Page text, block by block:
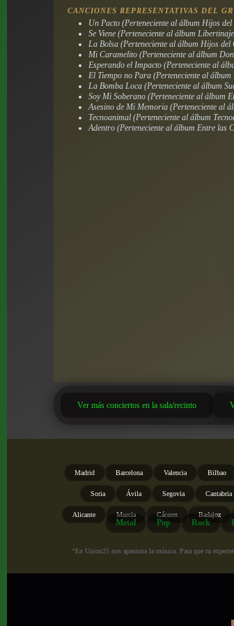
CANCIONES REPRESENTATIVAS DEL
Un Pacto (Perteneciente al álbum Hijos
Se Viene (Perteneciente al álbum
La Bolsa (Perteneciente al álbum Hijos del
Mi Caramelito (Perteneciente al álbum
Esperando el Impacto (Perteneciente al
El Tiempo no Para (Perteneciente al
La Bomba Loca (Perteneciente al álbum
Soy Mi Soberano (Perteneciente al álbum
Asesino de Mi Memoria (Perteneciente al
Tecnoanimal (Perteneciente al álbum
Adentro (Perteneciente al álbum Entre las
Ver más conciertos en la sala/recinto
Madrid Barcelona Valencia Bilbao
Soria Ávila Segovia Cantabria
Alicante Murcia Cáceres Badajoz
Metal Pop Rock
“En Union25 nos apasiona la música. Para que tu